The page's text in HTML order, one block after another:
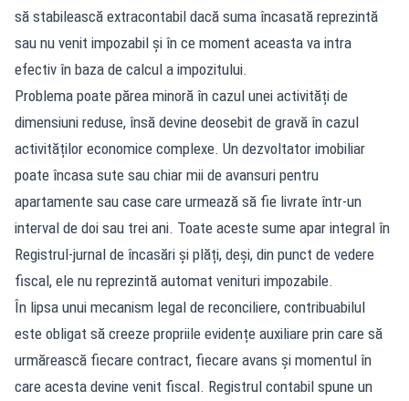
să stabilească extracontabil dacă suma încasată reprezintă
sau nu venit impozabil și în ce moment aceasta va intra
efectiv în baza de calcul a impozitului.
Problema poate părea minoră în cazul unei activități de
dimensiuni reduse, însă devine deosebit de gravă în cazul
activităților economice complexe. Un dezvoltator imobiliar
poate încasa sute sau chiar mii de avansuri pentru
apartamente sau case care urmează să fie livrate într-un
interval de doi sau trei ani. Toate aceste sume apar integral în
Registrul-jurnal de încasări și plăți, deși, din punct de vedere
fiscal, ele nu reprezintă automat venituri impozabile.
În lipsa unui mecanism legal de reconciliere, contribuabilul
este obligat să creeze propriile evidențe auxiliare prin care să
urmărească fiecare contract, fiecare avans și momentul în
care acesta devine venit fiscal. Registrul contabil spune un